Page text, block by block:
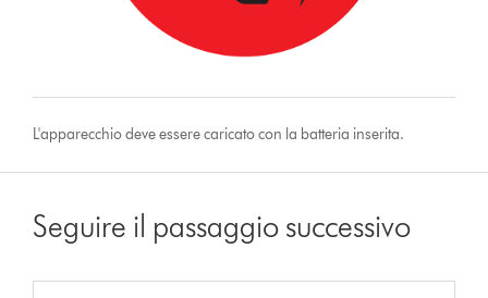
L'apparecchio deve essere caricato con la batteria inserita.
Seguire il passaggio successivo